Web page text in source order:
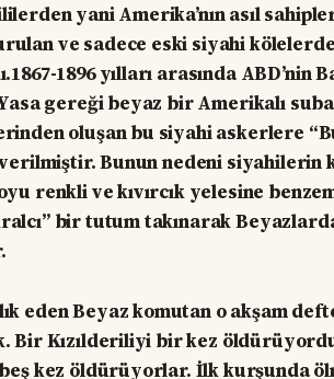
yani Amerika’nın asıl
ve sadece eski siyahi
1896 yılları arasında ABD’nin
gereği beyaz bir Amerikalı
oluşan bu siyahi askerlere
Bunun nedeni siyahilerin
renkli ve kıvırcık yelesine
bir tutum takınarak
eden Beyaz komutan o akşam
Bir Kızılderiliyi bir kez
kez öldürüyorlar. İlk kurşunda